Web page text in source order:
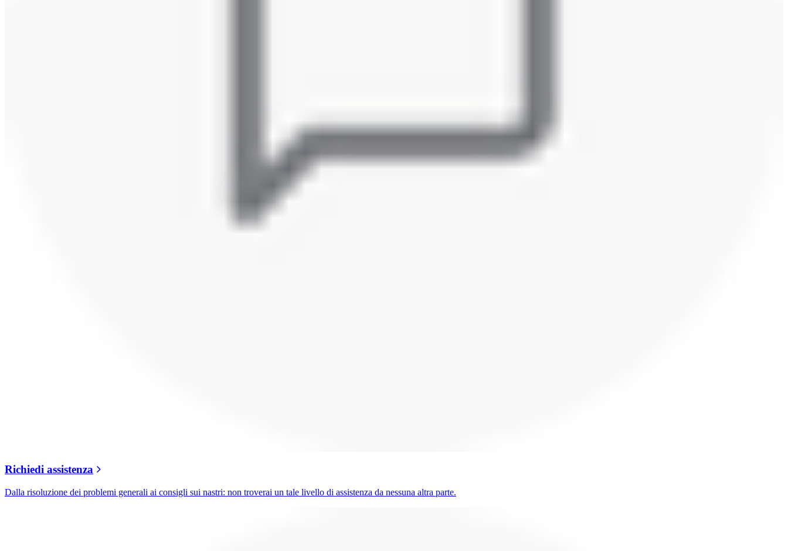
Richiedi assistenza
Dalla risoluzione dei problemi generali ai consigli sui nastri: non troverai un tale livello di assistenza da nessuna altra parte.